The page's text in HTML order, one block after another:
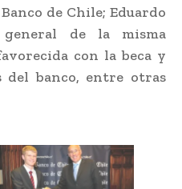
de Chile; Eduardo
general de la misma
con la beca y
del banco, entre otras